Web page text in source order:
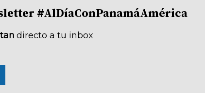
#AlDíaConPanamáAmérica
directo a tu inbox